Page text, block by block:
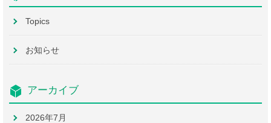
Topics
お知らせ
アーカイブ
2026年7月